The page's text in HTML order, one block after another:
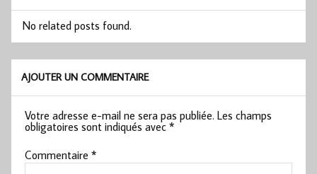
No related posts found.
AJOUTER UN COMMENTAIRE
Votre adresse e-mail ne sera pas publiée. Les champs
obligatoires sont indiqués avec*
Commentaire*